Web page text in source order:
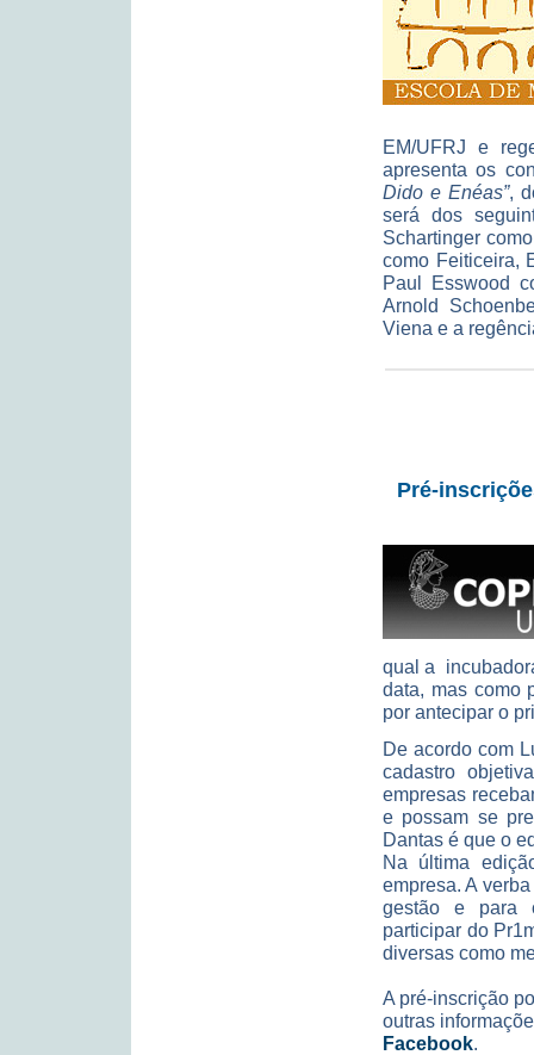
EM/UFRJ e
apresenta os
Dido e Enéas”,
será dos
Schartinger
como Feiticeira,
Paul Esswood
Arnold
Viena e a
Pré-
qual a
data, mas como
por antecipar o
De acordo com
cadastro
empresas
e possam se
Dantas é que o
Na última
empresa. A
gestão e para
participar do
diversas como
A pré-inscrição
outras
Facebook.